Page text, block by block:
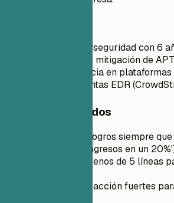
Profesional de Ciberseguridad con 6
en la identificación y mitigación de
CISSP con experiencia en
QRadar) y herramientas EDR
Consejos rápidos
Cuantifica los logros siempre
'Aumenté los ingresos en un
Mantenlo en menos de 5 líneas
Usa verbos de acción fuertes